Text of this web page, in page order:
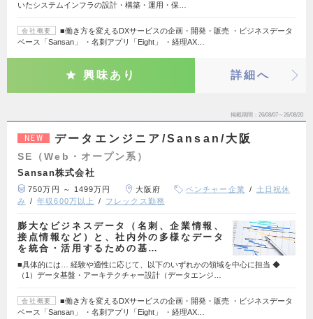
いたシステムインフラの設計・構築・運用・保…
会社概要
■働き方を変えるDXサービスの企画・開発・販売 ・ビジネスデータ
ベース「Sansan」 ・名刺アプリ「Eight」 ・経理AX…
興味あり 詳細へ
掲載期間 26/08/07～26/08/20
NEW データエンジニア/Sansan/大阪
SE（Web・オープン系）
Sansan株式会社
750万円 ～ 1499万円 大阪府 ベンチャー企業
土日祝休
み
年収600万以上 フレックス勤務
膨大なビジネスデータ（名刺、企業情報、
接点情報など）と、社内外の多様なデータ
を統合・活用するための基…
■具体的には… 経験や適性に応じて、以下のいずれかの領域を中心に担当 ◆
（1）データ基盤・アーキテクチャー設計（データエンジ…
会社概要
■働き方を変えるDXサービスの企画・開発・販売 ・ビジネスデータ
ベース「Sansan」 ・名刺アプリ「Eight」 ・経理AX…